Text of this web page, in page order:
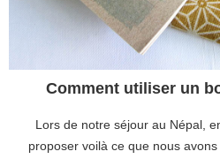
Comment utiliser un
Lors de notre séjour au Népal,
proposer voilà ce que nous